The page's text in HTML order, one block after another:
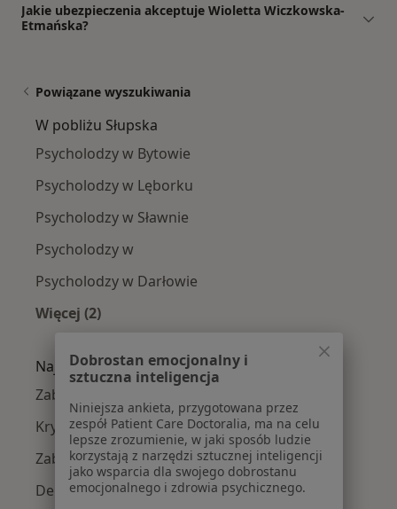
Jakie ubezpieczenia akceptuje Wioletta Wiczkowska-
Etmańska?
Powiązane wyszukiwania
W pobliżu Słupska
Psycholodzy w Bytowie
Psycholodzy w Lęborku
Psycholodzy w Sławnie
Psycholodzy w
Psycholodzy w Darłowie
Więcej (2)
Najczęście leczone choroby
Zaburzenia nastroju w Słupsku
Kryzys emocjonalny w Słupsku
Zaburzenia emocjonalne w Słupsku
Depresja w Słupsku
Dobrostan emocjonalny i
sztuczna inteligencja
Niniejsza ankieta, przygotowana przez
zespół Patient Care Doctoralia, ma na celu
lepsze zrozumienie, w jaki sposób ludzie
korzystają z narzędzi sztucznej inteligencji
jako wsparcia dla swojego dobrostanu
emocjonalnego i zdrowia psychicznego.